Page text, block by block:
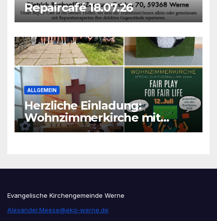
Repaircafé 18.07.26
ALLGEMEIN
Herzliche Einladung:
Wohnzimmerkirche mit
unseren Konfis
Evangelische Kirchengemeinde Werne
Alexander.Meese@ekg-werne.de